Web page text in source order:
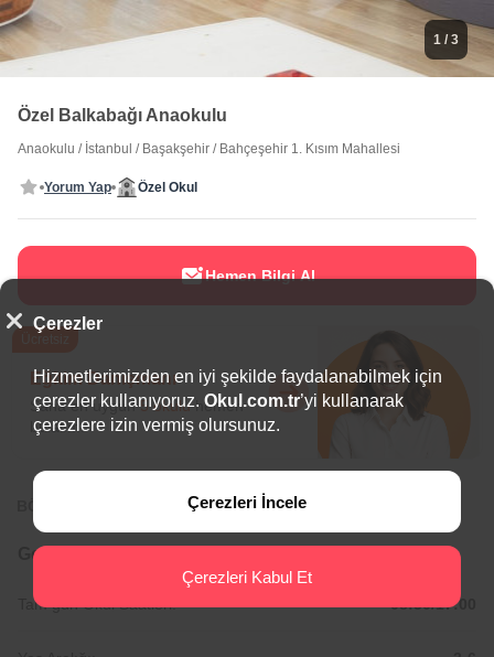
1 / 3
Özel Balkabağı Anaokulu
Anaokulu / İstanbul / Başakşehir / Bahçeşehir 1. Kısım Mahallesi
Yorum Yap Özel Okul
Hemen Bilgi Al
Eğitim Danışmanı
Sana en uygun5 okuluhemen
bulalım.
BÖLGEDE ÖNE ÇIKAN OKULLAR
Genel Bilgiler
Tam gün Okul Saatleri: 08:30/17:00
Çerezler
Hizmetlerimizden en iyi şekilde faydalanabilmek için
çerezler kullanıyoruz. Okul.com.tr’yi kullanarak
çerezlere izin vermiş olursunuz.
Çerezleri İncele
Çerezleri Kabul Et